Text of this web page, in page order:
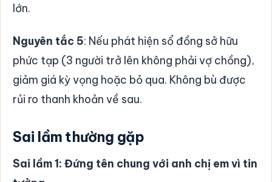
lớn.
Nguyên tắc 5: Nếu phát hiện sổ đồng sở hữu
phức tạp (3 người trở lên không phải vợ chồng),
giảm giá kỳ vọng hoặc bỏ qua. Không bù được
rủi ro thanh khoản về sau.
Sai lầm thường gặp
Sai lầm 1: Đứng tên chung với anh chị em vì tin